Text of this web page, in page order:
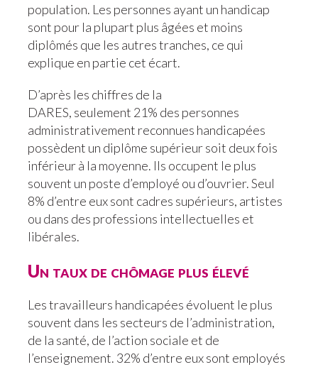
population. Les personnes ayant un handicap
sont pour la plupart plus âgées et moins
diplômés que les autres tranches, ce qui
explique en partie cet écart.
D’après les chiffres de la
DARES, seulement 21% des personnes
administrativement reconnues handicapées
possèdent un diplôme supérieur soit deux fois
inférieur à la moyenne. Ils occupent le plus
souvent un poste d’employé ou d’ouvrier. Seul
8% d’entre eux sont cadres supérieurs, artistes
ou dans des professions intellectuelles et
libérales.
Un taux de chômage plus élevé
Les travailleurs handicapées évoluent le plus
souvent dans les secteurs de l’administration,
de la santé, de l’action sociale et de
l’enseignement. 32% d’entre eux sont employés